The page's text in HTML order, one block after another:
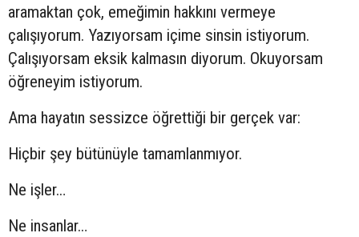
aramaktan çok, emeğimin hakkını vermeye
çalışıyorum. Yazıyorsam içime sinsin istiyorum.
Çalışıyorsam eksik kalmasın diyorum. Okuyorsam
öğreneyim istiyorum.
Ama hayatın sessizce öğrettiği bir gerçek var:
Hiçbir şey bütünüyle tamamlanmıyor.
Ne işler…
Ne insanlar…